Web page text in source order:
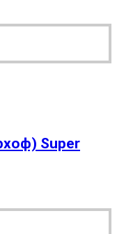
Super